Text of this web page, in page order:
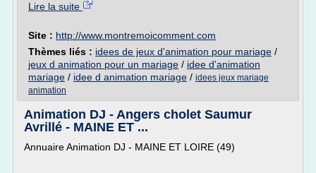
Lire la suite
Site : http://www.montremoicomment.com
Thèmes liés : idees de jeux d'animation pour mariage /
jeux d animation pour un mariage / idee d'animation
mariage / idee d animation mariage / idees jeux mariage
animation
Animation DJ - Angers cholet Saumur
Avrillé - MAINE ET ...
Annuaire Animation DJ - MAINE ET LOIRE (49)